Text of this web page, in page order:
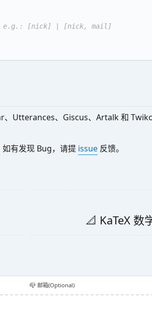
e.g.: [nick] | [nick, mail]
Utterances、Giscus、Artalk 和
有发现 Bug，请提 issue 反馈。
📐 KaTeX 数
📪 邮箱(Optional)